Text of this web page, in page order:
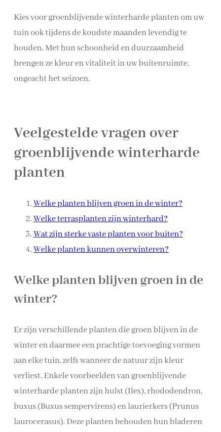
Kies voor groenblijvende winterharde planten om uw
tuin ook tijdens de koudste maanden levendig te
houden. Met hun schoonheid en duurzaamheid
brengen ze kleur en vitaliteit in uw buitenruimte,
ongeacht het seizoen.
Veelgestelde vragen over
groenblijvende winterharde
planten
Welke planten blijven groen in de winter?
Welke terrasplanten zijn winterhard?
Wat zijn sterke vaste planten voor buiten?
Welke planten kunnen overwinteren?
Welke planten blijven groen in de
winter?
Er zijn verschillende planten die groen blijven in de
winter en daarmee een prachtige toevoeging vormen
aan elke tuin, zelfs wanneer de natuur zijn kleur
verliest. Enkele voorbeelden van groenblijvende
winterharde planten zijn hulst (Ilex), rhododendron,
buxus (Buxus sempervirens) en laurierkers (Prunus
laurocerasus). Deze planten behouden hun bladeren